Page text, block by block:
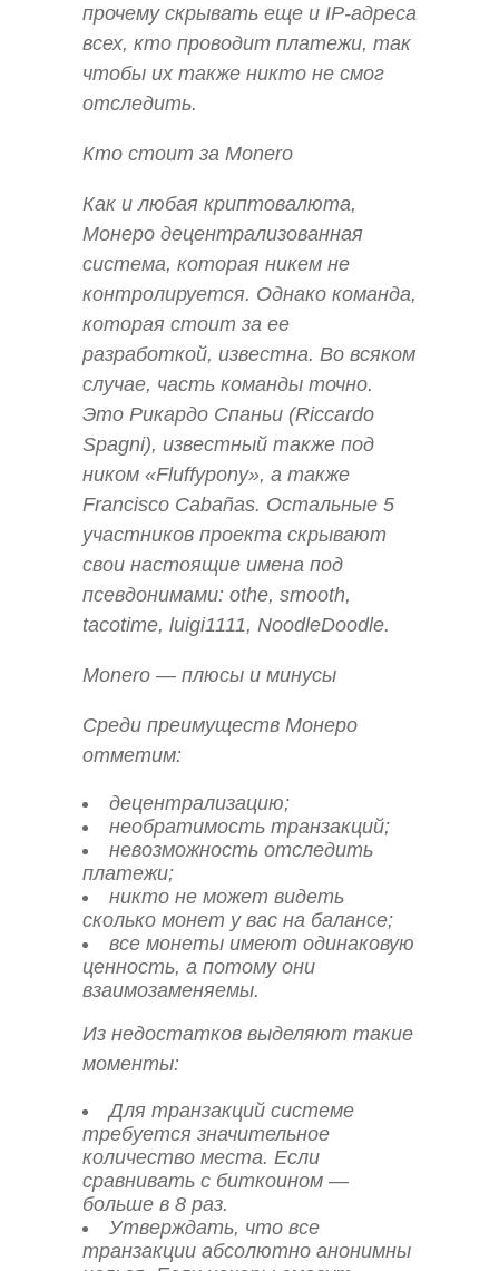
прочему скрывать еще и IP-адреса
всех, кто проводит платежи, так
чтобы их также никто не смог
отследить.
Кто стоит за Monero
Как и любая криптовалюта,
Монеро децентрализованная
система, которая никем не
контролируется. Однако команда,
которая стоит за ее
разработкой, известна. Во всяком
случае, часть команды точно.
Это Рикардо Спаньи (Riccardo
Spagni), известный также под
ником «Fluffypony», а также
Francisco Cabañas. Остальные 5
участников проекта скрывают
свои настоящие имена под
псевдонимами: othe, smooth,
tacotime, luigi1111, NoodleDoodle.
Monero — плюсы и минусы
Среди преимуществ Монеро
отметим:
децентрализацию;
необратимость транзакций;
невозможность отследить
платежи;
никто не может видеть
сколько монет у вас на балансе;
все монеты имеют одинаковую
ценность, а потому они
взаимозаменяемы.
Из недостатков выделяют такие
моменты:
Для транзакций системе
требуется значительное
количество места. Если
сравнивать с биткоином —
больше в 8 раз.
Утверждать, что все
транзакции абсолютно анонимны